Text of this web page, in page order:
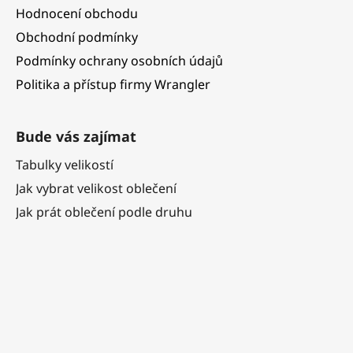
Hodnocení obchodu
Obchodní podmínky
Podmínky ochrany osobních údajů
Politika a přístup firmy Wrangler
Bude vás zajímat
Tabulky velikostí
Jak vybrat velikost oblečení
Jak prát oblečení podle druhu